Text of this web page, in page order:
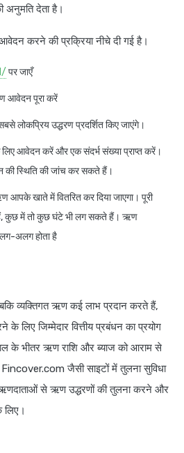
देता है।
करने की प्रक्रिया नीचे दी गई है।
पर जाएँ
आवेदन पूरा करें
लोकप्रिय उद्धरण प्रदर्शित किए जाएंगे।
आवेदन करें और एक संदर्भ संख्या प्राप्त करें।
की स्थिति की जांच कर सकते हैं।
आपके खाते में वितरित कर दिया जाएगा। पूरी
कुछ में तो कुछ घंटे भी लग सकते हैं। ऋण
अलग होता है
व्यक्तिगत ऋण कई लाभ प्रदान करते हैं,
के लिए जिम्मेदार वित्तीय प्रबंधन का प्रयोग
के भीतर ऋण राशि और ब्याज को आराम से
जैसी साइटों में तुलना सुविधा
से ऋण उद्धरणों की तुलना करने और
लिए।